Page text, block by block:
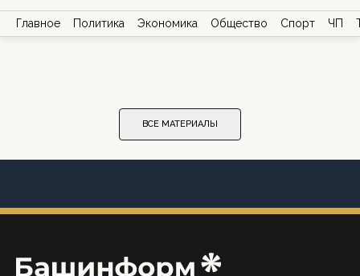
Главное Политика Экономика Общество Спорт ЧП
ВСЕ МАТЕРИАЛЫ